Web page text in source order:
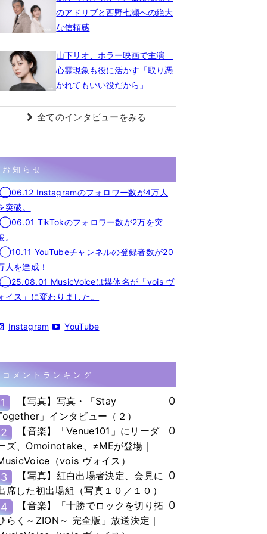
のアドリブと西野七瀬への絶大
な信頼感
山下リオ、ホラー映画で主演
心霊現象も役に活かす「取り憑
かれてもいい役だから」
全てのインタビューをみる
お知らせ
◯06.12 Instagramのフォロワー数が4万人
突破。
◯06.01 TikTokのフォロワー数が2万を突
。
◯10.11 YouTubeチャンネルの登録者数が20
人を達成！
◯25.08.01 MusicVoiceは媒体名が「vois ヴ
イス」に変わりました。
Instagram YouTube
コメントランキング
1
【写真】写真・「Stay
」インタビュー（２）
0
2
【音楽】「Venue101」にリーダ
ズ、Omoinotake、≠MEが登場｜
（vois ヴォイス）
0
3
【写真】紅白出場者決定、会見に
席した初出場組（写真１０／１０）
0
4
【音楽】「十勝でロックを切り拓
らく～ZION～ 完全版」放送決定｜
0